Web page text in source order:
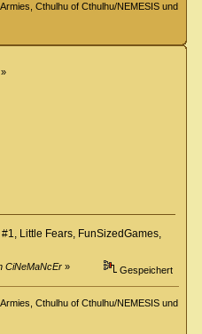
Cthulhu of Cthulhu/NEMESIS und
Little Fears, FunSizedGames,
CiNeMaNcEr » Gespeichert
Cthulhu of Cthulhu/NEMESIS und